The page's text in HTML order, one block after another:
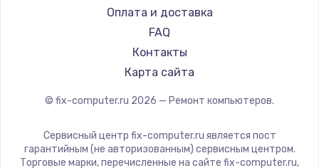
Оплата и доставка
FAQ
Контакты
Карта сайта
© fix-computer.ru 2026 — Ремонт компьютеров.
Сервисный центр fix-computer.ru является пост
гарантийным (не авторизованным) сервисным центром.
Торговые марки, перечисленные на сайте fix-computer.ru,